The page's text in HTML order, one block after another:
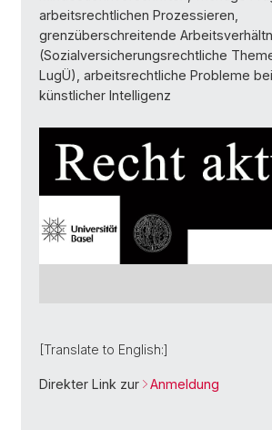
arbeitsrechtlichen Prozessieren,
grenzüberschreitende
(Sozialversicherungsrechtliche
LugÜ), arbeitsrechtliche Probleme
künstlicher Intelligenz
[Translate to English:]
Direkter Link zur Anmeldung